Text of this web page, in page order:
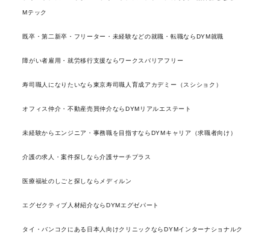
Mテック
既卒・第二新卒・フリーター・未経験などの就職・転職ならDYM就職
障がい者雇用・就労移行支援ならワークスバリアフリー
寿司職人になりたいなら東京寿司職人育成アカデミー（スシショク）
オフィス仲介・不動産売買仲介ならDYMリアルエステート
未経験からエンジニア・事務職を目指すならDYMキャリア（求職者向け）
介護の求人・案件探しなら介護サーチプラス
医療福祉のしごと探しならメディルン
エグゼクティブ人材紹介ならDYMエグゼパート
タイ・バンコクにある日本人向けクリニックならDYMインターナショナルク